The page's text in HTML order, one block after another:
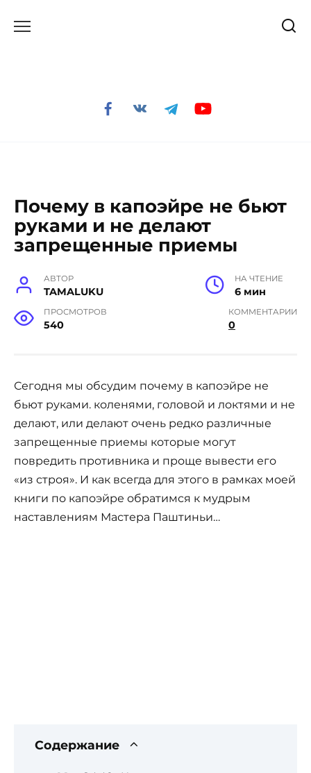
Почему в капоэйре не бьют
руками и не делают
запрещенные приемы
АВТОР
TAMALUKU
НА ЧТЕНИЕ
6 мин
ПРОСМОТРОВ
540
КОММЕНТАРИИ
0
Сегодня мы обсудим почему в капоэйре не
бьют руками. коленями, головой и локтями и не
делают, или делают очень редко различные
запрещенные приемы которые могут
повредить противника и проще вывести его
«из строя». И как всегда для этого в рамках моей
книги по капоэйре обратимся к мудрым
наставлениям Мастера Паштиньи…
Содержание